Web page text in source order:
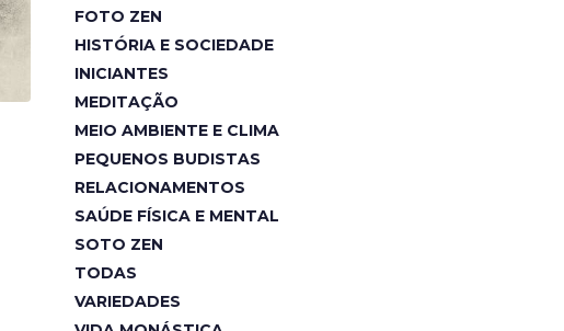
FOTO ZEN
HISTÓRIA E SOCIEDADE
INICIANTES
MEDITAÇÃO
MEIO AMBIENTE E CLIMA
PEQUENOS BUDISTAS
RELACIONAMENTOS
SAÚDE FÍSICA E MENTAL
SOTO ZEN
TODAS
VARIEDADES